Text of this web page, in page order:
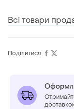
Всі товари
Поділитися: